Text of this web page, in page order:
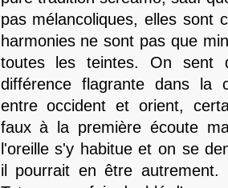
pas mélancoliques, elles sont
harmonies ne sont pas que
toutes les teintes. On sent
différence flagrante dans la
entre occident et orient,
faux à la première écoute
l'oreille s'y habitue et on se
il pourrait en être